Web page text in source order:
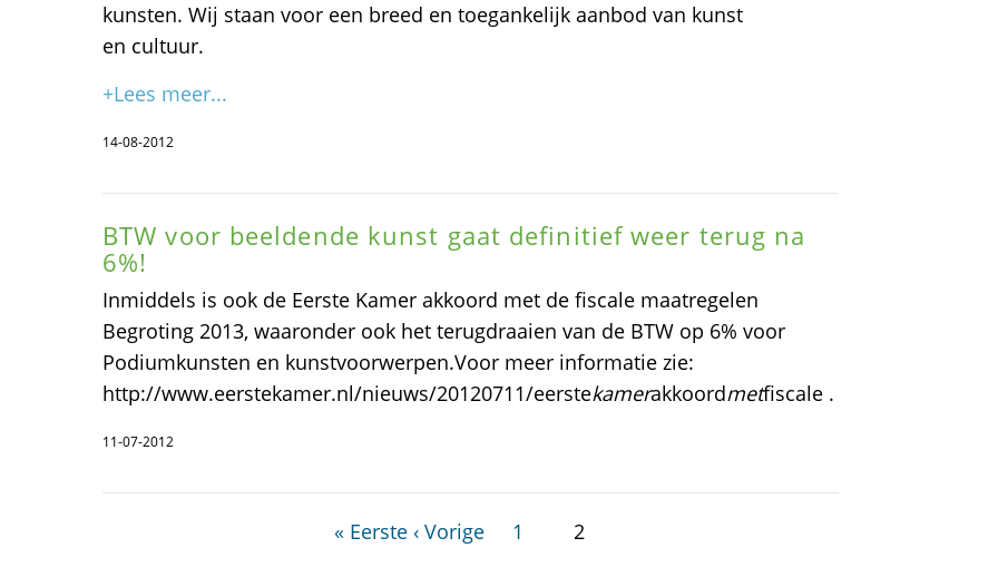
kunsten. Wij staan voor een breed en toegankelijk aanbod van kunst
en cultuur.
+Lees meer...
14-08-2012
BTW voor beeldende kunst gaat definitief weer terug na
6%!
Inmiddels is ook de Eerste Kamer akkoord met de fiscale maatregelen
Begroting 2013, waaronder ook het terugdraaien van de BTW op 6% voor
Podiumkunsten en kunstvoorwerpen.Voor meer informatie zie:
http://www.eerstekamer.nl/nieuws/20120711/eerstekamerakkoordmetfiscale .
11-07-2012
« Eerste ‹ Vorige 1 2